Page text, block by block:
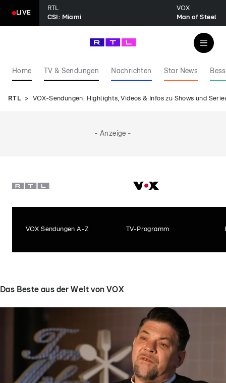
LIVE
RTL
CSI: Miami
VOX
Man of Steel
Home TV & Sendungen Nachrichten Star News
RTL VOX-Sendungen: Highlights, Videos & Infos zu Shows und
- Anzeige -
VOX Sendungen A-Z TV-Programm
Das Beste aus der Welt von VOX